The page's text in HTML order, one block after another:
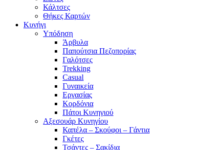
Κάλτσες
Θήκες Καρτών
Κυνήγι
Υπόδηση
Άρβυλα
Παπούτσια Πεζοπορίας
Γαλότσες
Trekking
Casual
Γυναικεία
Εργασίας
Κορδόνια
Πάτοι Κυνηγιού
Αξεσουάρ Κυνηγίου
Καπέλα – Σκούφοι – Γάντια
Γκέτες
Τσάντες – Σακίδια